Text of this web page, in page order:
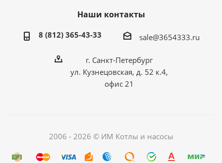
Наши контакты
8 (812) 365-43-33 sale@3654333.ru
г. Санкт-Петербург
ул. Кузнецовская, д. 52 к.4,
офис 21
2006 - 2026 © ИМ Котлы и насосы